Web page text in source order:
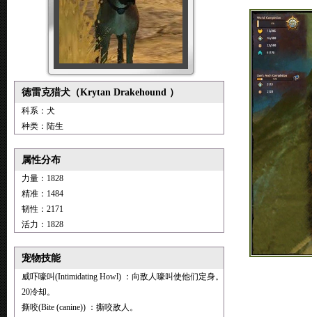
德雷克猎犬（Krytan Drakehound ）
科系：犬
种类：陆生
属性分布
力量：1828
精准：1484
韧性：2171
活力：1828
宠物技能
威吓嚎叫(Intimidating Howl) ：向敌人嚎叫使他们定身。
20冷却。
撕咬(Bite (canine)) ：撕咬敌人。